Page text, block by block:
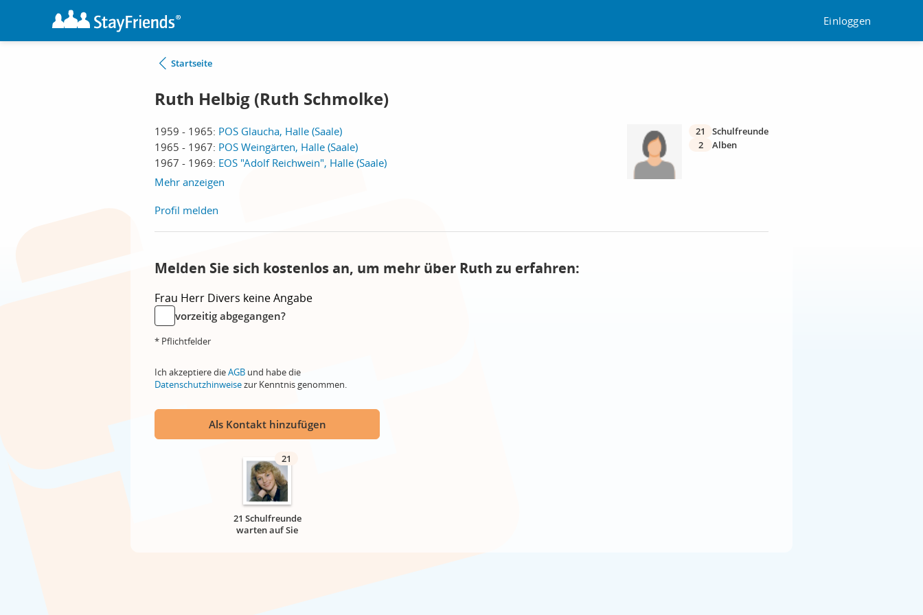
Einloggen
Startseite
Ruth Helbig (Ruth Schmolke)
1959 - 1965: POS Glaucha, Halle (Saale)
1965 - 1967: POS Weingärten, Halle (Saale)
1967 - 1969: EOS "Adolf Reichwein", Halle (Saale)
Mehr anzeigen
21
Schulfreunde
2
Alben
Profil melden
Melden Sie sich kostenlos an, um mehr über Ruth zu erfahren:
Frau Herr Divers keine Angabe
vorzeitig abgegangen?
* Pflichtfelder
Ich akzeptiere dieAGB und habe die
Datenschutzhinweisezur Kenntnis genommen.
Als Kontakt hinzufügen
21
21 Schulfreunde
warten auf Sie